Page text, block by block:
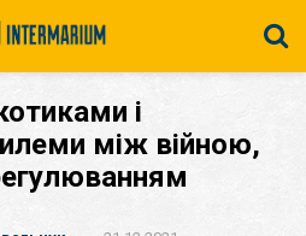
і
між війною,